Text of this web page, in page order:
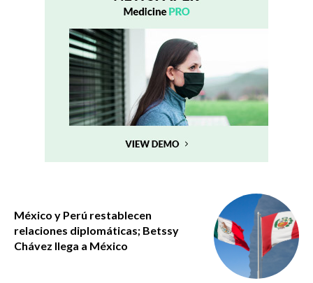
México y Perú restablecen
relaciones diplomáticas; Betssy
Chávez llega a México